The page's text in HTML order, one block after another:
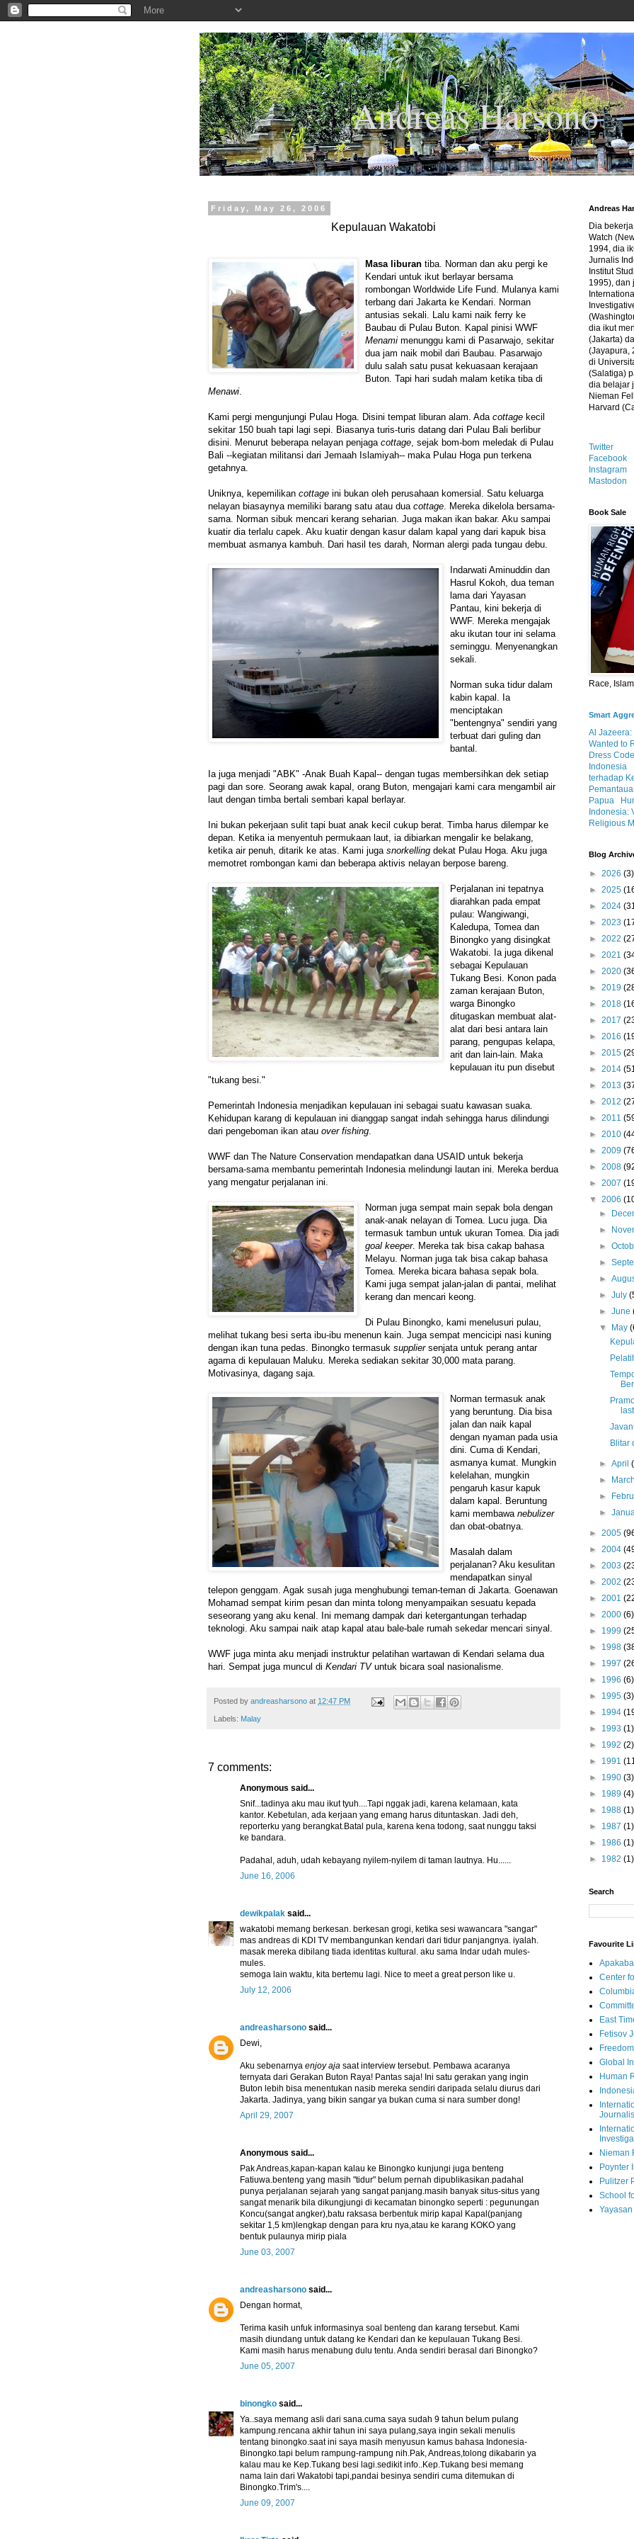
.
Andreas Harsono
Friday, May 26, 2006
Kepulauan Wakatobi
Masa liburan tiba. Norman dan aku pergi ke
Kendari untuk ikut berlayar bersama
rombongan Worldwide Life Fund. Mulanya kami
terbang dari Jakarta ke Kendari. Norman
antusias sekali. Lalu kami naik ferry ke
Baubau di Pulau Buton. Kapal pinisi WWF
Menami menunggu kami di Pasarwajo, sekitar
dua jam naik mobil dari Baubau. Pasarwajo
dulu salah satu pusat kekuasaan kerajaan
Buton. Tapi hari sudah malam ketika tiba di
Menawi.
Kami pergi mengunjungi Pulau Hoga. Disini tempat liburan alam. Ada cottage kecil
sekitar 150 buah tapi lagi sepi. Biasanya turis-turis datang dari Pulau Bali berlibur
disini. Menurut beberapa nelayan penjaga cottage, sejak bom-bom meledak di Pulau
Bali --kegiatan militansi dari Jemaah Islamiyah-- maka Pulau Hoga pun terkena
getahnya.
Uniknya, kepemilikan cottage ini bukan oleh perusahaan komersial. Satu keluarga
nelayan biasaynya memiliki barang satu atau dua cottage. Mereka dikelola bersama-
sama. Norman sibuk mencari kerang seharian. Juga makan ikan bakar. Aku sampai
kuatir dia terlalu capek. Aku kuatir dengan kasur dalam kapal yang dari kapuk bisa
membuat asmanya kambuh. Dari hasil tes darah, Norman alergi pada tungau debu.
Indarwati Aminuddin dan
Hasrul Kokoh, dua teman
lama dari Yayasan
Pantau, kini bekerja di
WWF. Mereka mengajak
aku ikutan tour ini selama
seminggu. Menyenangkan
sekali.
Norman suka tidur dalam
kabin kapal. Ia
menciptakan
"bentengnya" sendiri yang
terbuat dari guling dan
bantal.
Ia juga menjadi "ABK" -Anak Buah Kapal-- dengan tugas membersihkan dek setiap
pagi dan sore. Seorang awak kapal, orang Buton, mengajari kami cara mengambil air
laut dengan timba bertali sembari kapal berlayar.
Ini bukan pekerjaan sulit tapi buat anak kecil cukup berat. Timba harus dilempar ke
depan. Ketika ia menyentuh permukaan laut, ia dibiarkan mengalir ke belakang,
ketika air penuh, ditarik ke atas. Kami juga snorkelling dekat Pulau Hoga. Aku juga
memotret rombongan kami dan beberapa aktivis nelayan berpose bareng.
Perjalanan ini tepatnya
diarahkan pada empat
pulau: Wangiwangi,
Kaledupa, Tomea dan
Binongko yang disingkat
Wakatobi. Ia juga dikenal
sebagai Kepulauan
Tukang Besi. Konon pada
zaman kerajaan Buton,
warga Binongko
ditugaskan membuat alat-
alat dari besi antara lain
parang, pengupas kelapa,
arit dan lain-lain. Maka
kepulauan itu pun disebut
"tukang besi."
Pemerintah Indonesia menjadikan kepulauan ini sebagai suatu kawasan suaka.
Kehidupan karang di kepulauan ini dianggap sangat indah sehingga harus dilindungi
dari pengeboman ikan atau over fishing.
WWF dan The Nature Conservation mendapatkan dana USAID untuk bekerja
bersama-sama membantu pemerintah Indonesia melindungi lautan ini. Mereka berdua
yang mengatur perjalanan ini.
Norman juga sempat main sepak bola dengan
anak-anak nelayan di Tomea. Lucu juga. Dia
termasuk tambun untuk ukuran Tomea. Dia jadi
goal keeper. Mereka tak bisa cakap bahasa
Melayu. Norman juga tak bisa cakap bahasa
Tomea. Mereka bicara bahasa sepak bola.
Kami juga sempat jalan-jalan di pantai, melihat
kerang dan mencari keong.
Di Pulau Binongko, kami menelusuri pulau,
melihat tukang besi serta ibu-ibu menenun kain. Juga sempat mencicipi nasi kuning
dengan ikan tuna pedas. Binongko termasuk suppliersenjata untuk perang antar
agama di kepulauan Maluku. Mereka sediakan sekitar 30,000 mata parang.
Motivasinya, dagang saja.
Norman termasuk anak
yang beruntung. Dia bisa
jalan dan naik kapal
dengan nyaman pada usia
dini. Cuma di Kendari,
asmanya kumat. Mungkin
kelelahan, mungkin
pengaruh kasur kapuk
dalam kapal. Beruntung
kami membawa nebulizer
dan obat-obatnya.
Masalah dalam
perjalanan? Aku kesulitan
mendapatkan sinyal
telepon genggam. Agak susah juga menghubungi teman-teman di Jakarta. Goenawan
Mohamad sempat kirim pesan dan minta tolong menyampaikan sesuatu kepada
seseorang yang aku kenal. Ini memang dampak dari ketergantungan terhadap
teknologi. Aku sampai naik atap kapal atau bale-bale rumah sekedar mencari sinyal.
WWF juga minta aku menjadi instruktur pelatihan wartawan di Kendari selama dua
hari. Sempat juga muncul di Kendari TVuntuk bicara soal nasionalisme.
Posted by andreasharsono at 12:47 PM
Labels: Malay
7 comments:
Anonymous said...
Snif...tadinya aku mau ikut tyuh....Tapi nggak jadi, karena kelamaan, kata
kantor. Kebetulan, ada kerjaan yang emang harus dituntaskan. Jadi deh,
reporterku yang berangkat.Batal pula, karena kena todong, saat nunggu taksi
ke bandara.
Padahal, aduh, udah kebayang nyilem-nyilem di taman lautnya. Hu......
June 16, 2006
dewikpalak said...
wakatobi memang berkesan. berkesan grogi, ketika sesi wawancara "sangar"
mas andreas di KDI TV membangunkan kendari dari tidur panjangnya. iyalah.
masak mereka dibilang tiada identitas kultural. aku sama Indar udah mules-
mules.
semoga lain waktu, kita bertemu lagi. Nice to meet a great person like u.
July 12, 2006
andreasharsono said...
Dewi,
Aku sebenarnya enjoy aja saat interview tersebut. Pembawa acaranya
ternyata dari Gerakan Buton Raya! Pantas saja! Ini satu gerakan yang ingin
Buton lebih bisa menentukan nasib mereka sendiri daripada selalu diurus dari
Jakarta. Jadinya, yang bikin sangar ya bukan cuma si nara sumber dong!
April 29, 2007
Anonymous said...
Pak Andreas,kapan-kapan kalau ke Binongko kunjungi juga benteng
Fatiuwa.benteng yang masih "tidur" belum pernah dipublikasikan.padahal
punya perjalanan sejarah yang sangat panjang.masih banyak situs-situs yang
sangat menarik bila dikungjungi di kecamatan binongko seperti : pegunungan
Koncu(sangat angker),batu raksasa berbentuk mirip kapal Kapal(panjang
sekitar 1,5 km)lengkap dengan para kru nya,atau ke karang KOKO yang
bentuk pulaunya mirip piala
June 03, 2007
andreasharsono said...
Dengan hormat,
Terima kasih unfuk informasinya soal benteng dan karang tersebut. Kami
masih diundang untuk datang ke Kendari dan ke kepulauan Tukang Besi.
Kami masih harus menabung dulu tentu. Anda sendiri berasal dari Binongko?
June 05, 2007
binongko said...
Ya..saya memang asli dari sana.cuma saya sudah 9 tahun belum pulang
kampung.rencana akhir tahun ini saya pulang,saya ingin sekali menulis
tentang binongko.saat ini saya masih menyusun kamus bahasa Indonesia-
Binongko.tapi belum rampung-rampung nih.Pak, Andreas,tolong dikabarin ya
kalau mau ke Kep.Tukang besi lagi.sedikit info..Kep.Tukang besi memang
nama lain dari Wakatobi tapi,pandai besinya sendiri cuma ditemukan di
Binongko.Trim's....
June 09, 2007
Andreas
Dia
Watch
1994, dia
Jurnalis
Institut
1995), dan
dia ikut
(Jakarta)
(Jayapura,
di
(Salatiga)
dia belajar
Nieman
Harvard
Twitter
Facebook
Instagram
Mastodon
Book Sale
Race,
Smart
Al Jazeera:
Wanted to
Dress
Indonesia
terhadap
Papua
Indonesia:
Religious
Blog
► 2026 (3)
► 2025
► 2024
► 2023
► 2022
► 2021
► 2020
► 2019
► 2018
► 2017
► 2016
► 2015
► 2014
► 2013
► 2012
► 2011
► 2010
► 2009
► 2008
► 2007
▼ 2006
►
►
►
►
►
►July
►June
▼
May
Blitar
►April
►
►
►
► 2005
► 2004
► 2003
► 2002
► 2001
► 2000 (6)
► 1999
► 1998
► 1997
► 1996 (6)
► 1995 (3)
► 1994
► 1993 (1)
► 1992 (2)
► 1991
► 1990 (3)
► 1989 (4)
► 1988 (1)
► 1987 (1)
► 1986 (1)
► 1982 (1)
Search
Favourite
Center
East
Fetisov
Global
Human
Nieman
Poynter
Pulitzer
School